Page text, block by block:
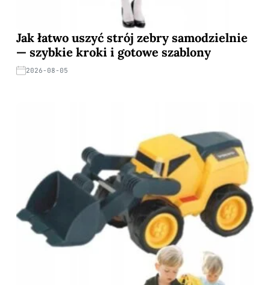
Jak łatwo uszyć strój zebry samodzielnie
— szybkie kroki i gotowe szablony
2026-08-05